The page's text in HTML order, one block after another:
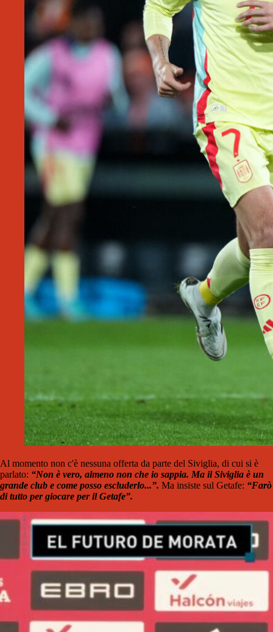
Al momento non c'è nessuna offerta da parte del Siviglia, di cui si è
parlato: “Non è vero, almeno non che io sappia. Ma il Siviglia è un
grande club e come posso escluderlo...”. Ma insiste sul Getafe: “Farò
di tutto per giocare per il Getafe”.